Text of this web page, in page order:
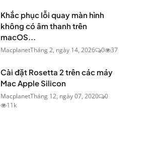
Khắc phục lỗi quay màn hình
không có âm thanh trên
macOS...
MacplanetTháng 2, ngày 14, 2026 0 37
Cài đặt Rosetta 2 trên các máy
Mac Apple Silicon
MacplanetTháng 12, ngày 07, 2020
0
11k